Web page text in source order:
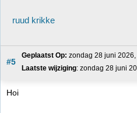
ruud krikke
#5
Geplaatst Op: zondag 28 juni
Laatste wijziging: zondag 28 juni
Hoi